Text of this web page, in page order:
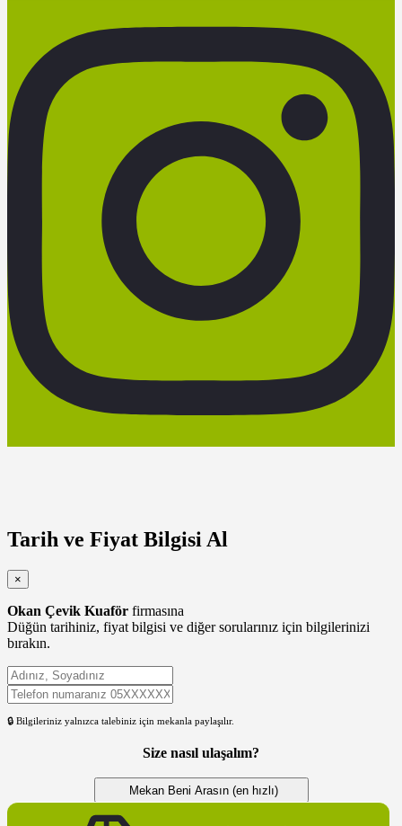
Tarih ve Fiyat Bilgisi Al
×
Okan Çevik Kuaför firmasına
Düğün tarihiniz, fiyat bilgisi ve diğer sorularınız için bilgilerinizi
bırakın.
🔒 Bilgileriniz yalnızca talebiniz için mekanla paylaşılır.
Size nasıl ulaşalım?
Mekan Beni Arasın (en hızlı)